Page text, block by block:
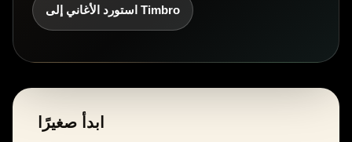
استورد الأغاني إلى Timbro
ابدأ صغيرًا